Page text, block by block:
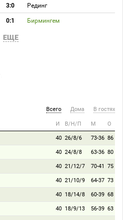
3:0 Рединг
0:1 Бирмингем
ЕЩЕ
Всего Дома В гостях
И В/Н/П М О
40 26/8/6 73-36 86
40 24/8/8 63-36 80
40 21/12/7 70-41 75
40 21/10/9 64-37 73
40 18/14/8 60-39 68
40 18/9/13 56-39 63